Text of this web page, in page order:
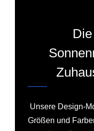
Unsere Design-
Größen und